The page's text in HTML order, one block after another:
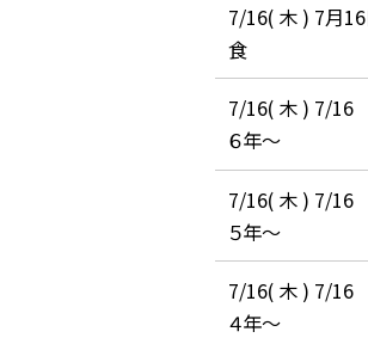
7/16( 木 ) 7月
食
7/16( 木 ) 7/
６年～
7/16( 木 ) 7/
５年～
7/16( 木 ) 7/
４年～